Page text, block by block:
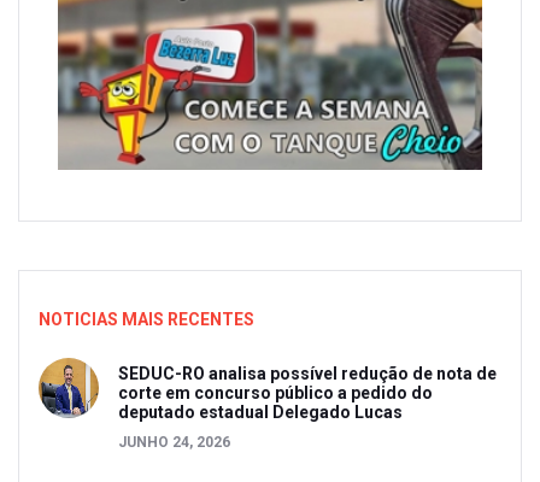
NOTICIAS MAIS RECENTES
SEDUC-RO analisa possível redução de nota de
corte em concurso público a pedido do
deputado estadual Delegado Lucas
JUNHO 24, 2026